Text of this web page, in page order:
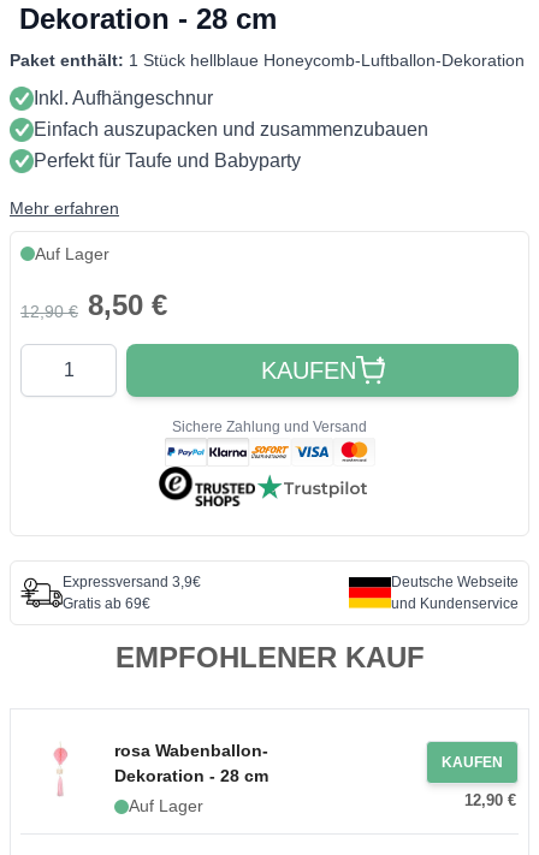
Dekoration - 28 cm
Paket enthält: 1 Stück hellblaue Honeycomb-Luftballon-Dekoration
Inkl. Aufhängeschnur
Einfach auszupacken und zusammenzubauen
Perfekt für Taufe und Babyparty
Mehr erfahren
Auf Lager
12,90 € 8,50 €
Quantity
KAUFEN
Sichere Zahlung und Versand
Expressversand 3,9€
Gratis ab 69€
Deutsche Webseite
und Kundenservice
EMPFOHLENER KAUF
rosa Wabenballon-
Dekoration - 28 cm
Auf Lager
KAUFEN
12,90 €